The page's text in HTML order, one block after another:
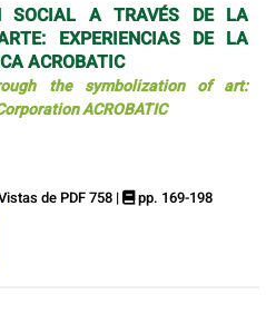
SOCIAL A TRAVÉS DE LA
EXPERIENCIAS DE LA
ACROBATIC
the symbolization of art:
ACROBATIC
de PDF 758 | pp. 169-198